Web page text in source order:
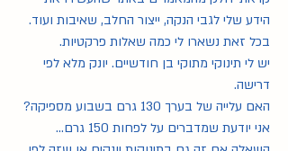
הידע שלי לגבי הנקה, ייצור החלב, שאיבות ועוד.
בכל זאת נשארו לי כמה שאלות פרקטיות.
דרישה.